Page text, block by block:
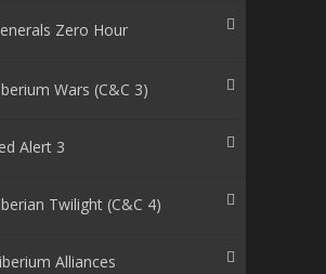
Zero Hour
Wars (C&C 3)
Alert 3
Twilight (C&C 4)
Alliances